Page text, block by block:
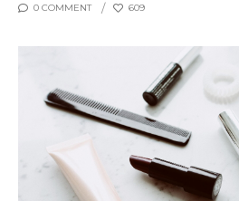
0 COMMENT 609